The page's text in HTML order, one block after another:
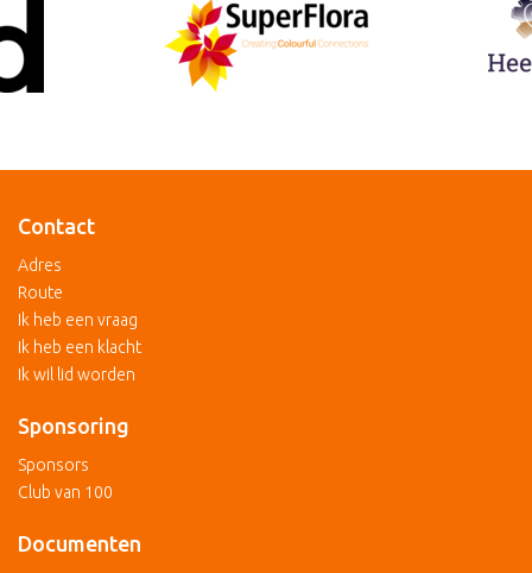
Contact
Adres
Route
Ik heb een vraag
Ik heb een klacht
Ik wil lid worden
Sponsoring
Sponsors
Club van 100
Documenten